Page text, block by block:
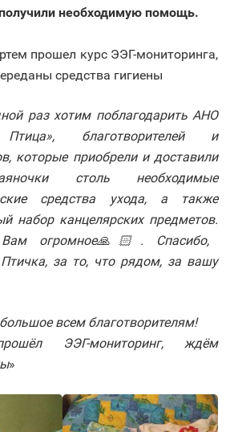
необходимую помощь.
прошел курс ЭЭГ-мониторинга,
средства гигиены
раз хотим поблагодарить АНО
благотворителей и
которые приобрели и доставили
столь необходимые
средства ухода, а также
набор канцелярских предметов.
Вам огромное🙏🏻. Спасибо,
за то, что рядом, за вашу
всем благотворителям!
ЭЭГ-мониторинг, ждём
»